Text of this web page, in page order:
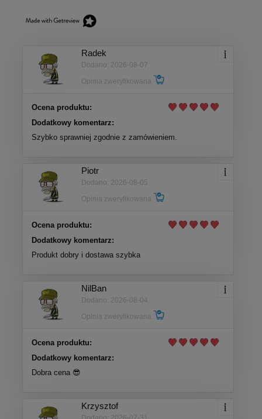
Radek
Dodano: 2026-08-07
Opinia zweryfikowana
Ocena produktu:
Dodatkowy komentarz:
Szybko sprawniej zgodnie z zamówieniem.
Piotr
Dodano: 2026-08-05
Opinia zweryfikowana
Ocena produktu:
Dodatkowy komentarz:
Produkt dobry i dostawa szybka
NilBan
Dodano: 2026-08-04
Opinia zweryfikowana
Ocena produktu:
Dodatkowy komentarz:
Dobra cena 😎
Krzysztof